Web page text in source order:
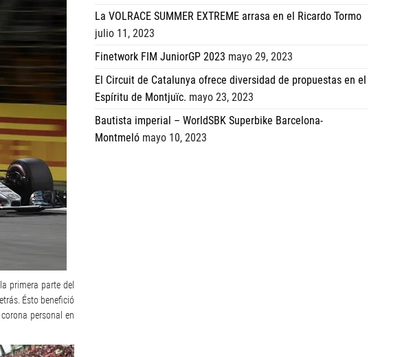
primera parte del
Ésto benefició
personal en
La VOLRACE SUMMER EXTREME arrasa en el Ricardo Tormo
julio 11, 2023
Finetwork FIM JuniorGP 2023 mayo 29, 2023
El Circuit de Catalunya ofrece diversidad de propuestas en el
Espíritu de Montjuïc. mayo 23, 2023
Bautista imperial – WorldSBK Superbike Barcelona-
Montmeló mayo 10, 2023